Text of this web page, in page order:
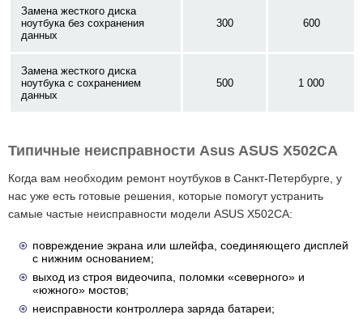
Замена жесткого диска
ноутбука без сохранения
данных
300 600
Замена жесткого диска
ноутбука с сохранением
данных
500 1 000
Типичные неисправности Asus ASUS X502CA
Когда вам необходим ремонт ноутбуков в Санкт-Петербурге, у
нас уже есть готовые решения, которые помогут устранить
самые частые неисправности модели ASUS X502CA:
повреждение экрана или шлейфа, соединяющего дисплей
с нижним основанием;
выход из строя видеочипа, поломки «северного» и
«южного» мостов;
неисправности контроллера заряда батареи;